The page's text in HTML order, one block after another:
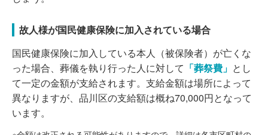
故人様が国民健康保険に加入されている場合
国民健康保険に加入している本人（被保険者）が亡くな
った場合、葬儀を執り行った人に対して 「葬祭費」 とし
て一定の金額が支給されます。支給金額は場所によって
異なりますが、品川区の支給額は概ね70,000円となって
います。